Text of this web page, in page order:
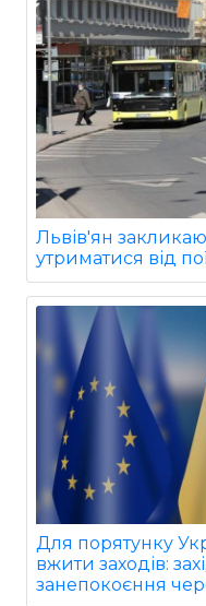
Львів'ян
утриматися від
Для порятунку
вжити заходів:
занепокоєння